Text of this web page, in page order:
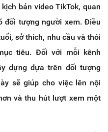
bản video TikTok, quan
đối tượng người xem. Điều
sở thích, nhu cầu và thói
tiêu. Đối với mỗi kênh
dựng dựa trên đối tượng
sẽ giúp cho việc lên nội
và thu hút lượt xem một